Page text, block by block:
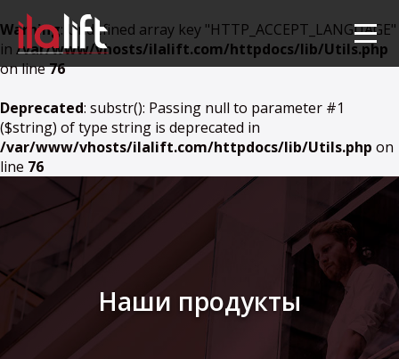
Warning: Undefined array key "HTTP_ACCEPT_LANGUAGE"
in /var/www/vhosts/ilalift.com/httpdocs/lib/Utils.php
on line76
Deprecated: substr(): Passing null to parameter #1
($string) of type string is deprecated in
/var/www/vhosts/ilalift.com/httpdocs/lib/Utils.php on
line 76
Наши продукты